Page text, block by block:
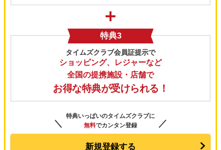
特典3
タイムズクラブ会員証提示で
ショッピング、レジャーなど
全国の提携施設・店舗で
お得な特典が受けられる！
＼
特典いっぱいのタイムズクラブに
無料でカンタン登録 ／
新規登録する